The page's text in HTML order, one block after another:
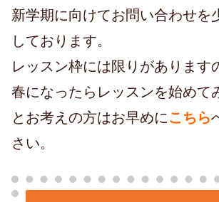
新学期に向けてお問い合わせを
しております。
レッスン枠には限りがあります
春になったらレッスンを始めて
とお考えの方はお早めにこちら
さい。